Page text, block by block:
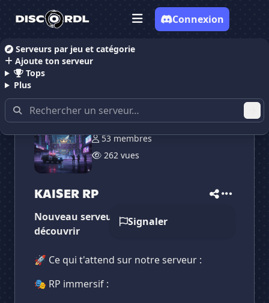
Serveurs par jeu et catégorie
Ajoute ton serveur
Tops
Plus
Connexion
Accueil Serveurs Discord RolePlay
53 membres
262 vues
KAISER RP
Signaler
Nouveau serveur Gta5RP a venir
découvrir
🚀 Ce qui t'attend sur notre serveur :
🎭 RP immersif :
✕
Es-tu sûr de vouloir supprimer ton avis de ce
serveur ?
Supprimer